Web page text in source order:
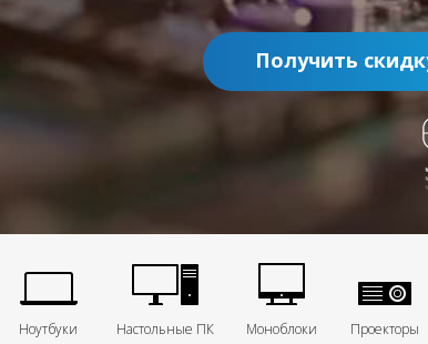
Получить
Ноутбуки Настольные ПК Моноблоки Проекторы